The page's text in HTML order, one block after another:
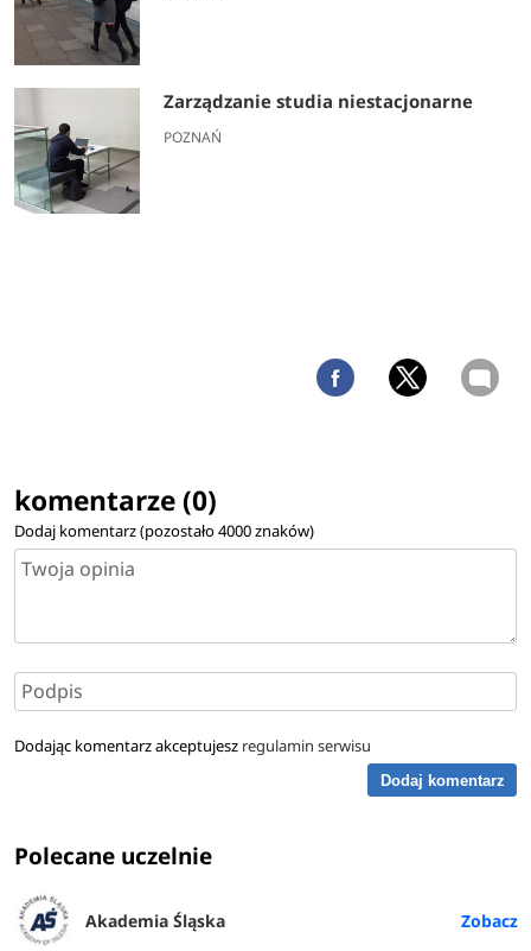
Zarządzanie studia niestacjonarne
POZNAŃ
komentarze (0)
Dodaj komentarz (pozostało4000znaków)
Dodając komentarz akceptujesz regulamin serwisu
Dodaj komentarz
Polecane uczelnie
Akademia Śląska